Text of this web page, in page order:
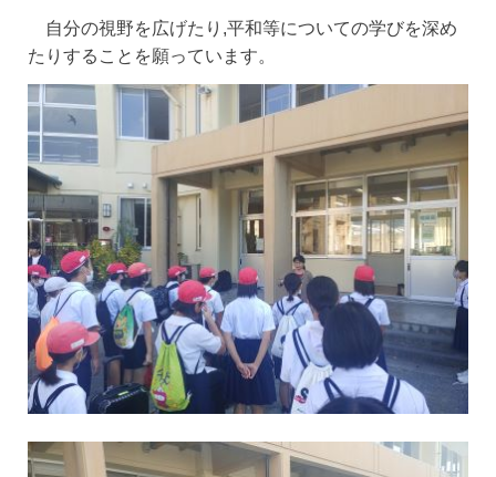
自分の視野を広げたり,平和等についての学びを深め
たりすることを願っています。